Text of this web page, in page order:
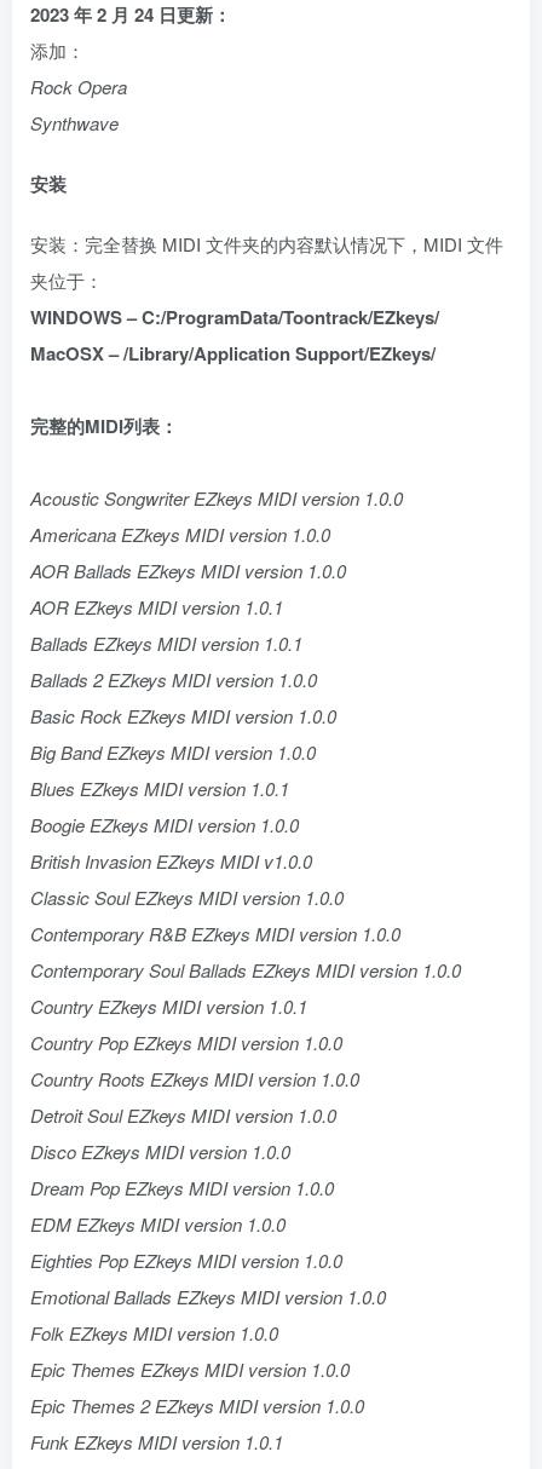
2023 年 2 月 24 日更新：
添加：
Rock Opera
Synthwave
安装
安装：完全替换 MIDI 文件夹的内容默认情况下，MIDI 文件
夹位于：
WINDOWS – C:/ProgramData/Toontrack/EZkeys/
MacOSX – /Library/Application Support/EZkeys/
完整的MIDI列表：
Acoustic Songwriter EZkeys MIDI version 1.0.0
Americana EZkeys MIDI version 1.0.0
AOR Ballads EZkeys MIDI version 1.0.0
AOR EZkeys MIDI version 1.0.1
Ballads EZkeys MIDI version 1.0.1
Ballads 2 EZkeys MIDI version 1.0.0
Basic Rock EZkeys MIDI version 1.0.0
Big Band EZkeys MIDI version 1.0.0
Blues EZkeys MIDI version 1.0.1
Boogie EZkeys MIDI version 1.0.0
British Invasion EZkeys MIDI v1.0.0
Classic Soul EZkeys MIDI version 1.0.0
Contemporary R&B EZkeys MIDI version 1.0.0
Contemporary Soul Ballads EZkeys MIDI version 1.0.0
Country EZkeys MIDI version 1.0.1
Country Pop EZkeys MIDI version 1.0.0
Country Roots EZkeys MIDI version 1.0.0
Detroit Soul EZkeys MIDI version 1.0.0
Disco EZkeys MIDI version 1.0.0
Dream Pop EZkeys MIDI version 1.0.0
EDM EZkeys MIDI version 1.0.0
Eighties Pop EZkeys MIDI version 1.0.0
Emotional Ballads EZkeys MIDI version 1.0.0
Folk EZkeys MIDI version 1.0.0
Epic Themes EZkeys MIDI version 1.0.0
Epic Themes 2 EZkeys MIDI version 1.0.0
Funk EZkeys MIDI version 1.0.1